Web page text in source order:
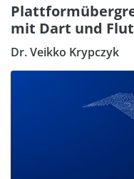
mit Dart und
Dr. Veikko Krypczyk